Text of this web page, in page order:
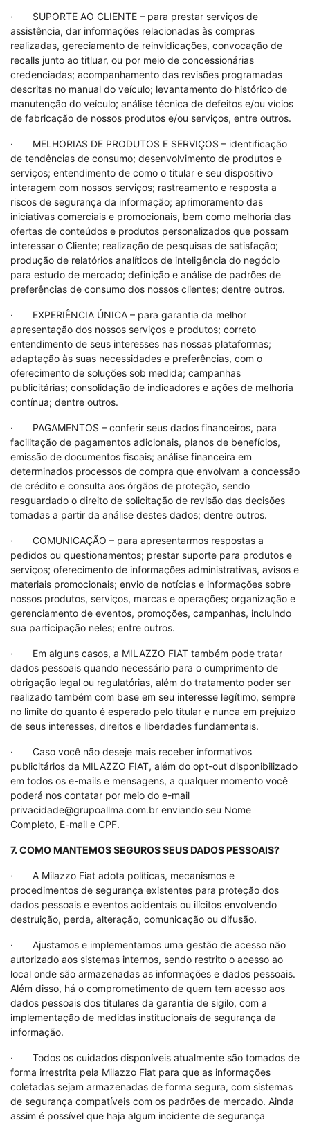
· SUPORTE AO CLIENTE – para prestar serviços de
assistência, dar informações relacionadas às compras
realizadas, gereciamento de reinvidicações, convocação de
recalls junto ao titluar, ou por meio de concessionárias
credenciadas; acompanhamento das revisões programadas
descritas no manual do veículo; levantamento do histórico de
manutenção do veículo; análise técnica de defeitos e/ou vícios
de fabricação de nossos produtos e/ou serviços, entre outros.
· MELHORIAS DE PRODUTOS E SERVIÇOS – identificação
de tendências de consumo; desenvolvimento de produtos e
serviços; entendimento de como o titular e seu dispositivo
interagem com nossos serviços; rastreamento e resposta a
riscos de segurança da informação; aprimoramento das
iniciativas comerciais e promocionais, bem como melhoria das
ofertas de conteúdos e produtos personalizados que possam
interessar o Cliente; realização de pesquisas de satisfação;
produção de relatórios analíticos de inteligência do negócio
para estudo de mercado; definição e análise de padrões de
preferências de consumo dos nossos clientes; dentre outros.
· EXPERIÊNCIA ÚNICA – para garantia da melhor
apresentação dos nossos serviços e produtos; correto
entendimento de seus interesses nas nossas plataformas;
adaptação às suas necessidades e preferências, com o
oferecimento de soluções sob medida; campanhas
publicitárias; consolidação de indicadores e ações de melhoria
contínua; dentre outros.
· PAGAMENTOS – conferir seus dados financeiros, para
facilitação de pagamentos adicionais, planos de benefícios,
emissão de documentos fiscais; análise financeira em
determinados processos de compra que envolvam a concessão
de crédito e consulta aos órgãos de proteção, sendo
resguardado o direito de solicitação de revisão das decisões
tomadas a partir da análise destes dados; dentre outros.
· COMUNICAÇÃO – para apresentarmos respostas a
pedidos ou questionamentos; prestar suporte para produtos e
serviços; oferecimento de informações administrativas, avisos e
materiais promocionais; envio de notícias e informações sobre
nossos produtos, serviços, marcas e operações; organização e
gerenciamento de eventos, promoções, campanhas, incluindo
sua participação neles; entre outros.
· Em alguns casos, a MILAZZO FIAT também pode tratar
dados pessoais quando necessário para o cumprimento de
obrigação legal ou regulatórias, além do tratamento poder ser
realizado também com base em seu interesse legítimo, sempre
no limite do quanto é esperado pelo titular e nunca em prejuízo
de seus interesses, direitos e liberdades fundamentais.
· Caso você não deseje mais receber informativos
publicitários da MILAZZO FIAT, além do opt-out disponibilizado
em todos os e-mails e mensagens, a qualquer momento você
poderá nos contatar por meio do e-mail
privacidade@grupoallma.com.br enviando seu Nome
Completo, E-mail e CPF.
7. COMO MANTEMOS SEGUROS SEUS DADOS PESSOAIS?
· A Milazzo Fiat adota políticas, mecanismos e
procedimentos de segurança existentes para proteção dos
dados pessoais e eventos acidentais ou ilícitos envolvendo
destruição, perda, alteração, comunicação ou difusão.
· Ajustamos e implementamos uma gestão de acesso não
autorizado aos sistemas internos, sendo restrito o acesso ao
local onde são armazenadas as informações e dados pessoais.
Além disso, há o comprometimento de quem tem acesso aos
dados pessoais dos titulares da garantia de sigilo, com a
implementação de medidas institucionais de segurança da
informação.
· Todos os cuidados disponíveis atualmente são tomados de
forma irrestrita pela Milazzo Fiat para que as informações
coletadas sejam armazenadas de forma segura, com sistemas
de segurança compatíveis com os padrões de mercado. Ainda
assim é possível que haja algum incidente de segurança